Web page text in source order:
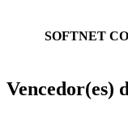
SOFTNET
Vencedor(es)